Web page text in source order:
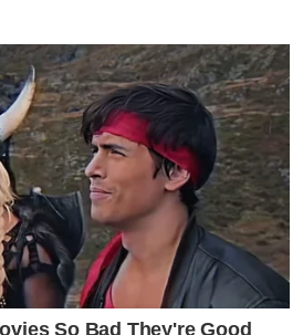
So Bad They're Good